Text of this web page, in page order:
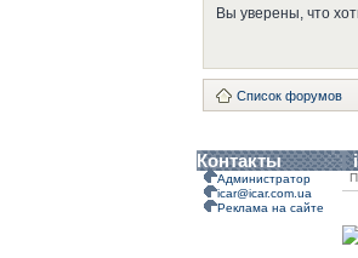
Вы уверены, что
Список форумов
Контакты
Администратор
icar@icar.com.ua
Реклама на сайте